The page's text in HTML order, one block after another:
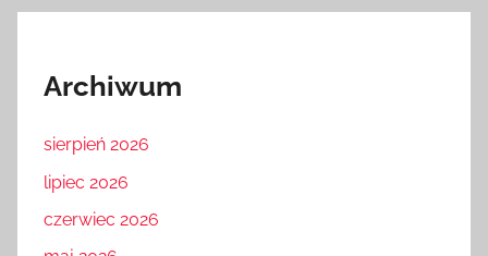
Archiwum
sierpień 2026
lipiec 2026
czerwiec 2026